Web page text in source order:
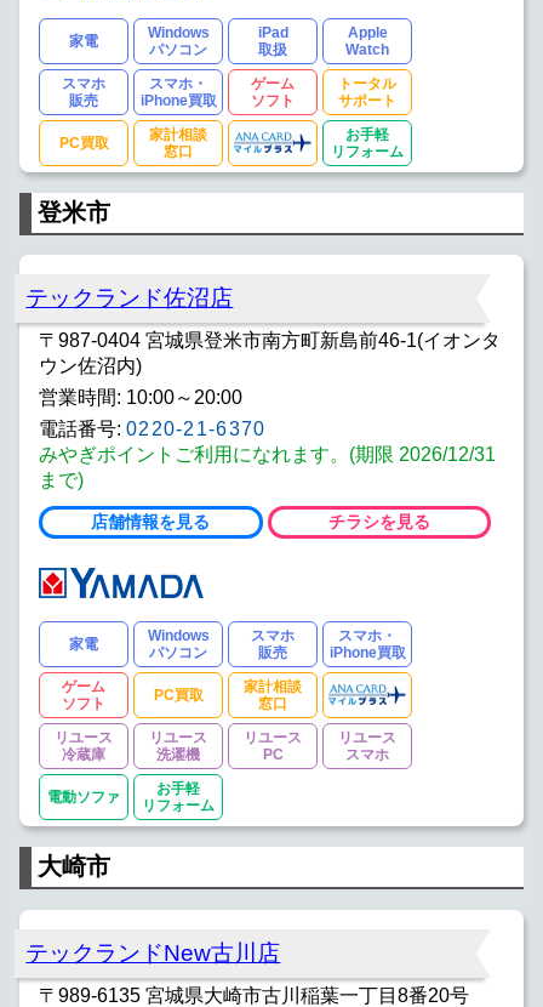
家電
Windows
パソコン
iPad
取扱
Apple
Watch
スマホ
販売
スマホ・
iPhone買取
ゲーム
ソフト
トータル
サポート
PC買取
家計相談
窓口
お手軽
リフォーム
登米市
テックランド佐沼店
〒987-0404 宮城県登米市南方町新島前46-1(イオンタ
ウン佐沼内)
営業時間: 10:00～20:00
電話番号: 0220-21-6370
みやぎポイントご利用になれます。(期限 2026/12/31
まで)
店舗情報を見る チラシを見る
家電
Windows
パソコン
スマホ
販売
スマホ・
iPhone買取
ゲーム
ソフト
PC買取
家計相談
窓口
リユース
冷蔵庫
リユース
洗濯機
リユース
PC
リユース
スマホ
電動ソファ
お手軽
リフォーム
大崎市
テックランドNew古川店
〒989-6135 宮城県大崎市古川稲葉一丁目8番20号